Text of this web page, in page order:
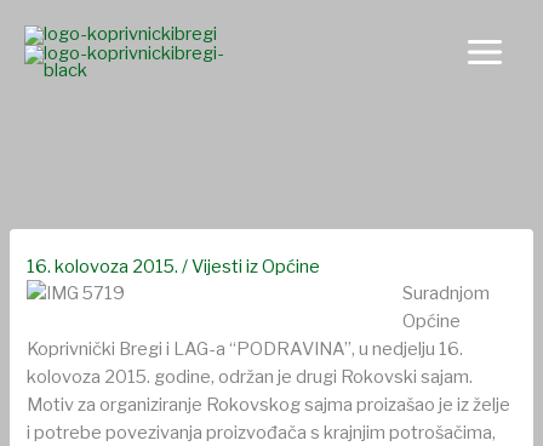
content
16. kolovoza 2015./Vijesti iz Općine
Suradnjom
Općine
Koprivnički Bregi i LAG-a “PODRAVINA”, u nedjelju 16.
kolovoza 2015. godine, održan je drugi Rokovski sajam.
Motiv za organiziranje Rokovskog sajma proizašao je iz želje
i potrebe povezivanja proizvođača s krajnjim potrošačima,